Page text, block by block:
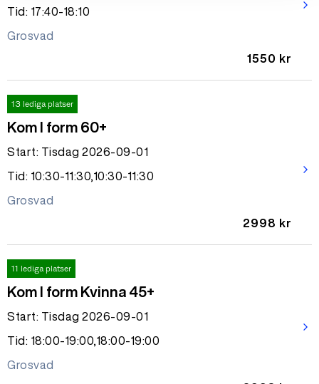
Tid: 17:40-18:10
Grosvad
1550 kr
arrow_forward_ios
13 lediga platser
Kom I form 60+
Start: Tisdag 2026-09-01
Tid: 10:30-11:30,10:30-11:30
Grosvad
2998 kr
arrow_forward_ios
11 lediga platser
Kom I form Kvinna 45+
Start: Tisdag 2026-09-01
Tid: 18:00-19:00,18:00-19:00
Grosvad
arrow_forward_ios